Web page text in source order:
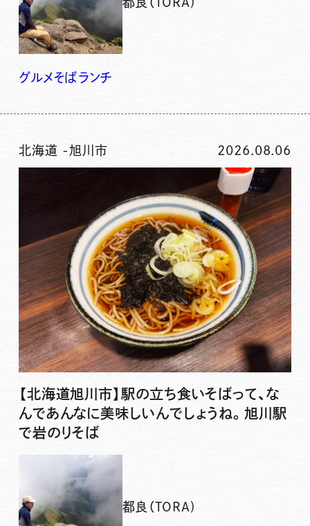
グルメそばランチ
北海道 -旭川市 2026.08.06
【北海道旭川市】駅の立ち食いそばって、な
んであんなに美味しいんでしょうね。旭川駅
で岩のりそば
都良（TORA)